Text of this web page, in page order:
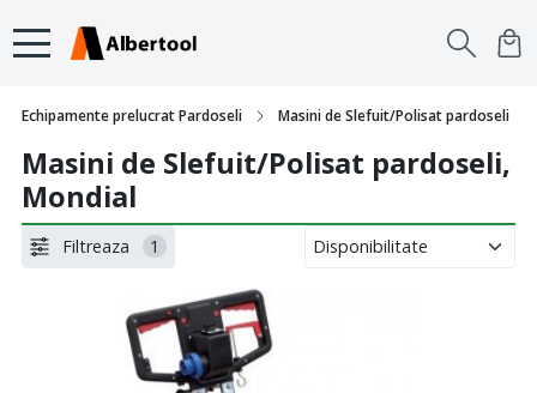
Echipamente prelucrat Pardoseli Masini de Slefuit/Polisat pardoseli
Masini de Slefuit/Polisat pardoseli,
Mondial
Filtreaza 1